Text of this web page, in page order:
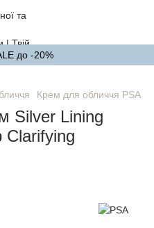
до -20%
Крем для обличчя PSA
Silver Lining
Clarifying